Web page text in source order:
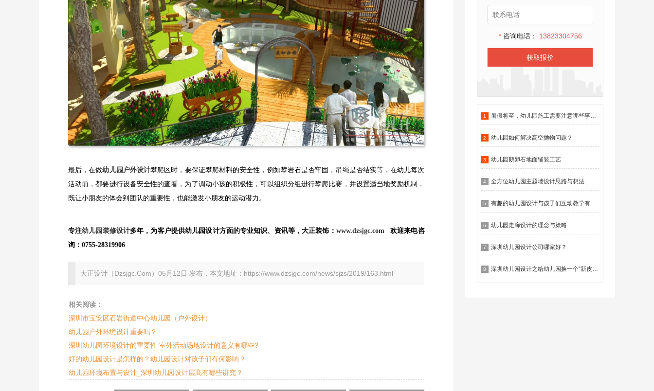
最后，在做幼儿园户外设计攀爬区时，要保证攀爬材料的安全性，例如攀岩石是否牢固，吊绳是否结实等，在幼儿每次
活动前，都要进行设备安全性的查看，为了调动小孩的积极性，可以组织分组进行攀爬比赛，并设置适当地奖励机制，
既让小朋友的体会到团队的重要性，也能激发小朋友的运动潜力。
专注幼儿园装修设计多年，为客户提供幼儿园设计方面的专业知识、资讯等，大正装饰： www.dzsjgc.com欢迎来电咨
询：0755-28319906
大正设计（Dzsjgc.Com）05月12日 发布，本文地址：https://www.dzsjgc.com/news/sjzs/2019/163.html
*咨询电话： 13823304756
获取报价
1 暑假将至，幼儿园施工需要注意哪些事项？
2 幼儿园如何解决高空抛物问题？
3 幼儿园鹅卵石地面铺装工艺
4 全方位幼儿园主题墙设计思路与想法
5 有趣的幼儿园设计与孩子们互动教学有什么作用？
6 幼儿园走廊设计的理念与策略
7 深圳幼儿园设计公司哪家好？
8 深圳幼儿园设计之给幼儿园换一个“新皮肤”
相关阅读：
深圳市宝安区石岩街道中心幼儿园（户外设计）
幼儿园户外环境设计重要吗？
深圳幼儿园环境设计的重要性 室外活动场地设计的意义有哪些?
好的幼儿园设计是怎样的？幼儿园设计对孩子们有何影响？
幼儿园环境布置与设计_深圳幼儿园设计层高有哪些讲究？